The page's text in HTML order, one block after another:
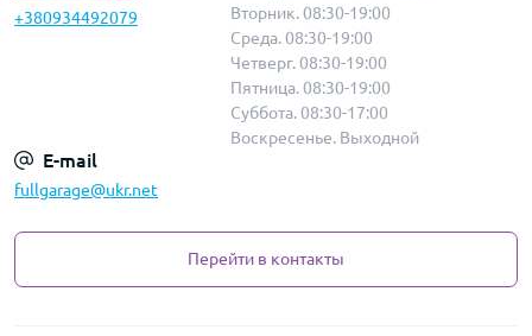
+380934492079
Вторник. 08:30-19:00
Среда. 08:30-19:00
Четверг. 08:30-19:00
Пятница. 08:30-19:00
Суббота. 08:30-17:00
Воскресенье. Выходной
E-mail
fullgarage@ukr.net
Перейти в контакты